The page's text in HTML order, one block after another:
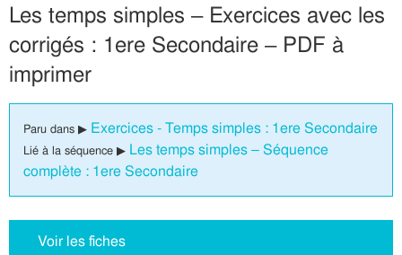
Les temps simples – Exercices avec les
corrigés : 1ere Secondaire – PDF à
imprimer
Paru dans ▶ Exercices - Temps simples : 1ere Secondaire
Lié à la séquence ▶ Les temps simples – Séquence
complète : 1ere Secondaire
Voir les fiches